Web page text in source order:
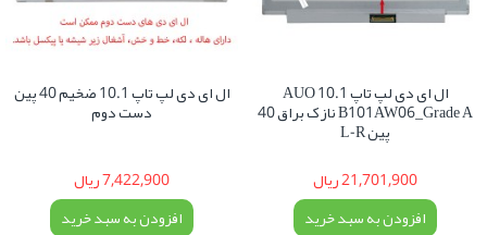
ال ای دی لپ تاپ 10.1 AUO
B101AW06_Grade A نازک براق 40
پین L-R
21,701,900 ریال
افزودن به سبد خرید
ال ای دی لپ تاپ 10.1 ضخیم 40 پین
دست دوم
7,422,900 ریال
افزودن به سبد خرید